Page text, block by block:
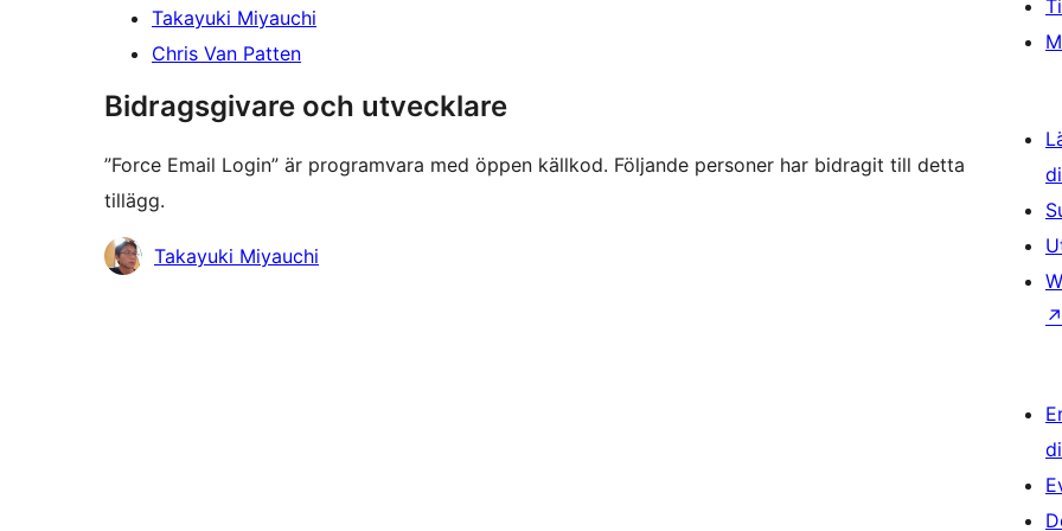
Takayuki Miyauchi
Chris Van Patten
Bidragsgivare och utvecklare
”Force Email Login” är programvara med öppen källkod. Följande personer har bidragit till detta
tillägg.
BidragandeTakayuki Miyauchi
↗